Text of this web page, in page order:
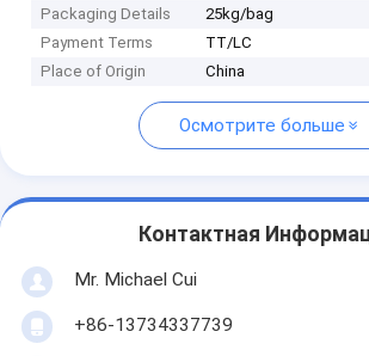
Packaging Details
25kg/bag
Payment Terms
TT/LC
Place of Origin
China
Осмотрите больше
Контактная
Mr. Michael Cui
+86-13734337739